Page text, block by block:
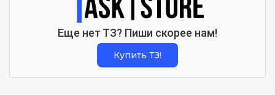
Еще нет ТЗ? Пиши скорее нам!
Купить ТЗ!